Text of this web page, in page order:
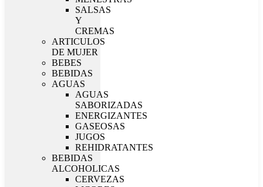
SALSAS
Y
CREMAS
ARTICULOS
DE MUJER
BEBES
BEBIDAS
AGUAS
AGUAS
SABORIZADAS
ENERGIZANTES
GASEOSAS
JUGOS
REHIDRATANTES
BEBIDAS
ALCOHOLICAS
CERVEZAS